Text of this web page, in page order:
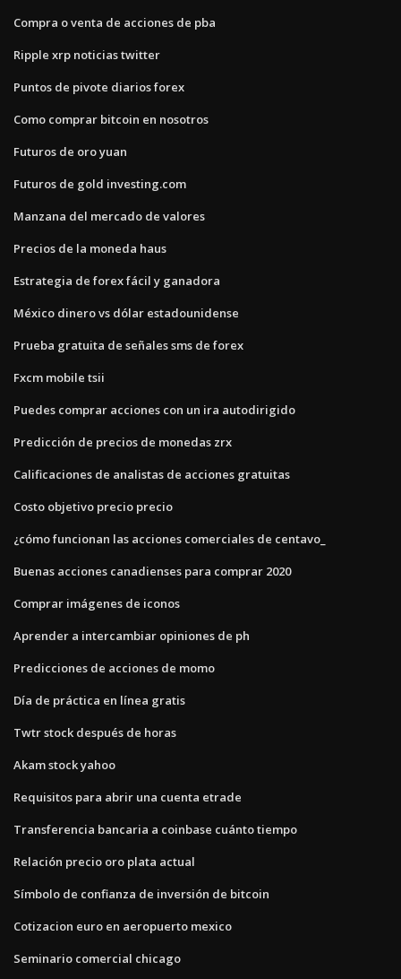
Compra o venta de acciones de pba
Ripple xrp noticias twitter
Puntos de pivote diarios forex
Como comprar bitcoin en nosotros
Futuros de oro yuan
Futuros de gold investing.com
Manzana del mercado de valores
Precios de la moneda haus
Estrategia de forex fácil y ganadora
México dinero vs dólar estadounidense
Prueba gratuita de señales sms de forex
Fxcm mobile tsii
Puedes comprar acciones con un ira autodirigido
Predicción de precios de monedas zrx
Calificaciones de analistas de acciones gratuitas
Costo objetivo precio precio
¿cómo funcionan las acciones comerciales de centavo_
Buenas acciones canadienses para comprar 2020
Comprar imágenes de iconos
Aprender a intercambiar opiniones de ph
Predicciones de acciones de momo
Día de práctica en línea gratis
Twtr stock después de horas
Akam stock yahoo
Requisitos para abrir una cuenta etrade
Transferencia bancaria a coinbase cuánto tiempo
Relación precio oro plata actual
Símbolo de confianza de inversión de bitcoin
Cotizacion euro en aeropuerto mexico
Seminario comercial chicago